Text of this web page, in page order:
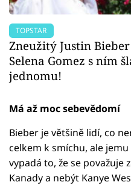
TOPSTAR
Zneužitý Justin
Selena Gomez s ním
jednomu!
Má až moc sebevědomí
Bieber je většině lidí, co
celkem k smíchu, ale
vypadá to, že se považuje
Kanady a nebýt Kanye